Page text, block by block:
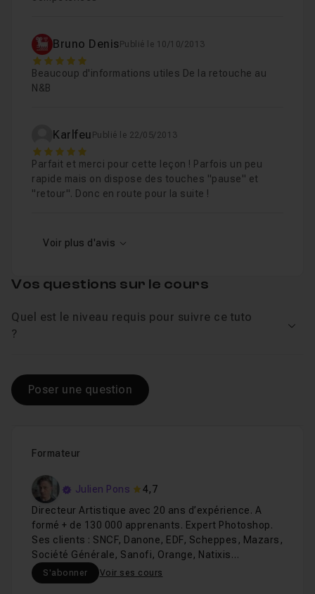
Bruno Denis Publié le 10/10/2013
5
Beaucoup d'informations utiles De la retouche au
N&B
Karlfeu Publié le 22/05/2013
5
Parfait et merci pour cette leçon ! Parfois un peu
rapide mais on dispose des touches "pause" et
"retour". Donc en route pour la suite !
Voir plus d'avis
Formateur
Julien Pons
4,7
Directeur Artistique avec 20 ans d’expérience. A
formé + de 130 000 apprenants. Expert Photoshop.
Ses clients : SNCF, Danone, EDF, Scheppes, Mazars,
Société Générale, Sanofi, Orange, Natixis…
S'abonner Voir ses cours
Vos questions sur le cours
Quel est le niveau requis pour suivre ce tuto
?
Poser une question